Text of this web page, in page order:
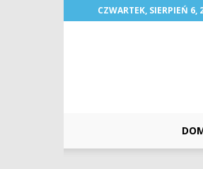
CZWARTEK, SIERPIEŃ 6,